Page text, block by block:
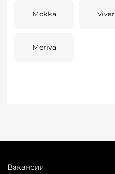
Mokka
Meriva
Вакансии